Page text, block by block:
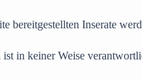
bereitgestellten Inserate
in keiner Weise